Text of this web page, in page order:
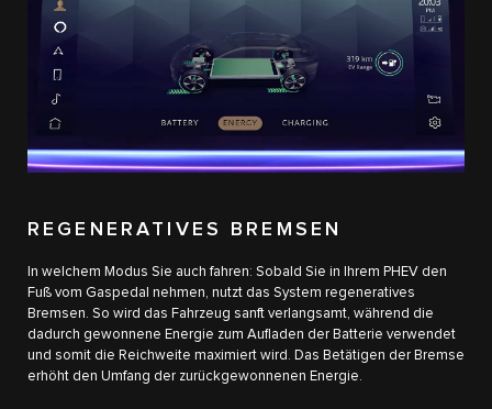
REGENERATIVES BREMSEN
In welchem Modus Sie auch fahren: Sobald Sie in Ihrem PHEV den
Fuß vom Gaspedal nehmen, nutzt das System regeneratives
Bremsen. So wird das Fahrzeug sanft verlangsamt, während die
dadurch gewonnene Energie zum Aufladen der Batterie verwendet
und somit die Reichweite maximiert wird. Das Betätigen der Bremse
erhöht den Umfang der zurückgewonnenen Energie.